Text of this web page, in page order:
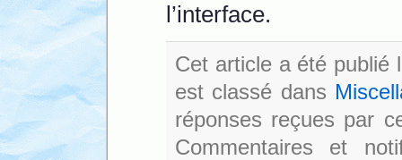
l’interface.
Cet article a été publié
est classé dans
réponses reçues par
Commentaires et